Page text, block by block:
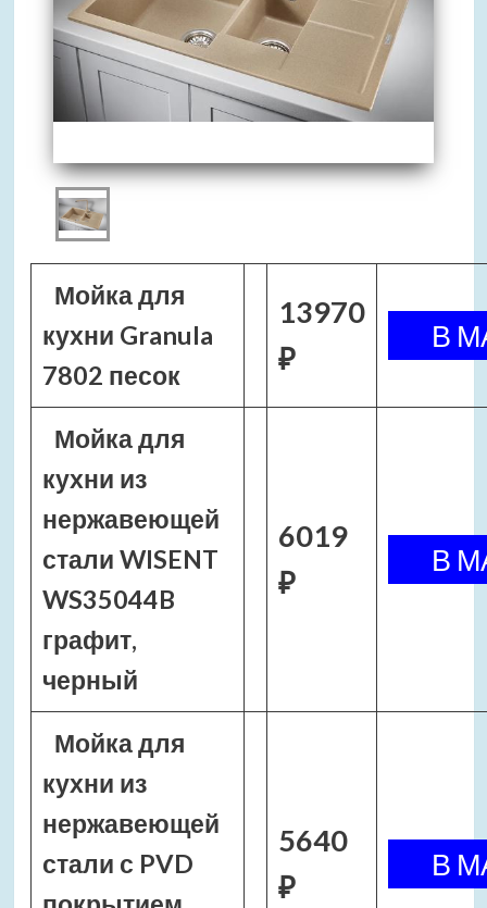
Мойка для
кухни Granula
7802 песок
13970
₽
Мойка для
кухни из
нержавеющей
стали WISENT
WS35044B
графит,
черный
6019
₽
Мойка для
кухни из
нержавеющей
стали с PVD
5640
₽